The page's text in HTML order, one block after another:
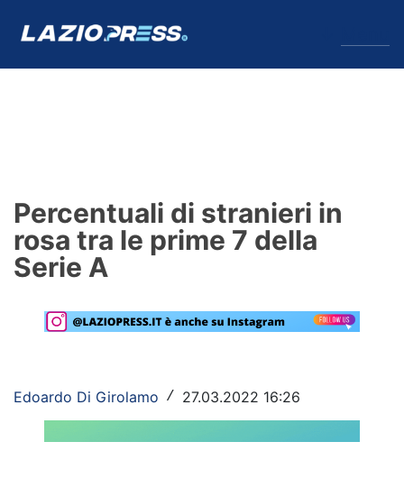
Formello
Infortuni
Primavera
Lazio Women
Percentuali di stranieri in
rosa tra le prime 7 della
Serie A
Edoardo Di Girolamo / 27.03.2022 16:26